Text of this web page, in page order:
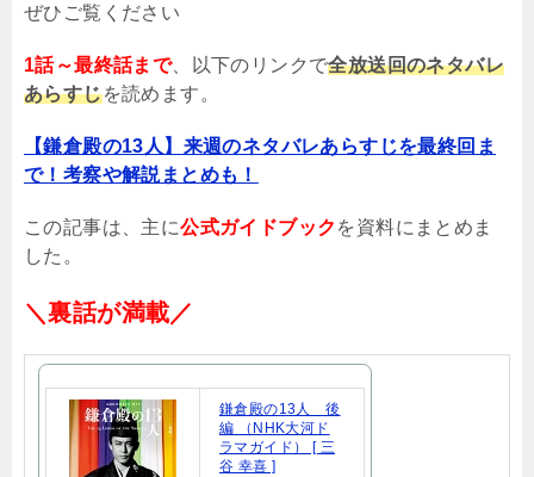
ぜひご覧ください
1話～最終話まで、以下のリンクで全放送回のネタバレ
あらすじを読めます。
【鎌倉殿の13人】来週のネタバレあらすじを最終回ま
で！考察や解説まとめも！
この記事は、主に公式ガイドブック を資料にまとめま
した。
＼裏話が満載／
鎌倉殿の13人 後
編 （NHK大河ド
ラマガイド） [ 三
谷 幸喜 ]